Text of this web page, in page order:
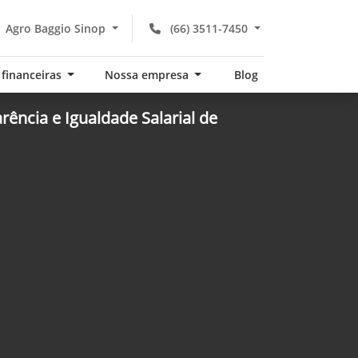
(66) 3511-7450
Agro Baggio Sinop
Nossa empresa Blog
e Igualdade Salarial de